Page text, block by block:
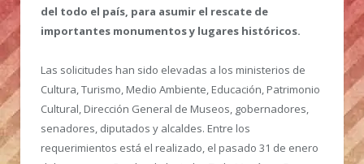
del todo el país, para asumir el rescate de
importantes monumentos y lugares históricos.
Las solicitudes han sido elevadas a los ministerios de
Cultura, Turismo, Medio Ambiente, Educación, Patrimonio
Cultural, Dirección General de Museos, gobernadores,
senadores, diputados y alcaldes. Entre los
requerimientos está el realizado, el pasado 31 de enero